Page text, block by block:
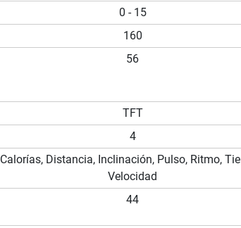
0 - 15
160
56
TFT
4
Calorías, Distancia, Inclinación, Pulso, Ritmo,
Velocidad
44